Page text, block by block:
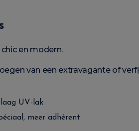
en modern.
van een extravagante of
UV-lak
meer adhérent